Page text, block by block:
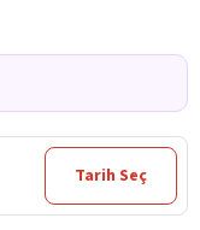
Tarih Seç